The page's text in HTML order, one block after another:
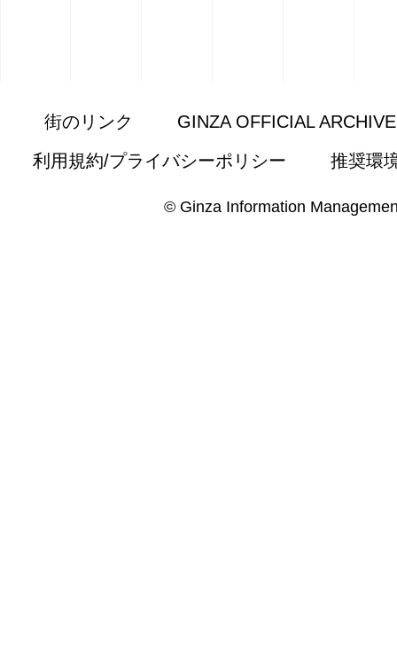
街のリンク
GINZA OFFICIAL
利用規約/プライバシーポリシー
推奨環
© Ginza Information